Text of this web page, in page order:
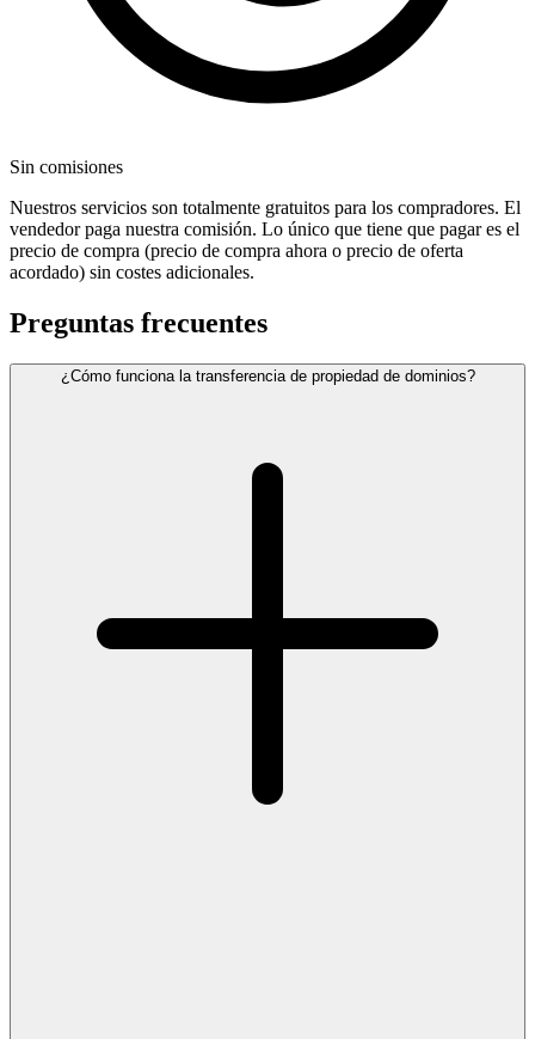
Sin comisiones
Nuestros servicios son totalmente gratuitos para los compradores. El
vendedor paga nuestra comisión. Lo único que tiene que pagar es el
precio de compra (precio de compra ahora o precio de oferta
acordado) sin costes adicionales.
Preguntas frecuentes
¿Cómo funciona la transferencia de propiedad de dominios?